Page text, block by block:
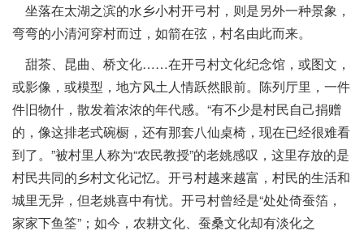
坐落在太湖之滨的水乡小村开弓村，则是另外一种景象，
弯弯的小清河穿村而过，如箭在弦，村名由此而来。
甜茶、昆曲、桥文化……在开弓村文化纪念馆，或图文，
或影像，或模型，地方风土人情跃然眼前。陈列厅里，一件
件旧物什，散发着浓浓的年代感。“有不少是村民自己捐赠
的，像这排老式碗橱，还有那套八仙桌椅，现在已经很难看
到了。”被村里人称为“农民教授”的老姚感叹，这里存放的是
村民共同的乡村文化记忆。开弓村越来越富，村民的生活和
城里无异，但老姚喜中有忧。开弓村曾经是“处处倚蚕箔，
家家下鱼筌”；如今，农耕文化、蚕桑文化却有淡化之